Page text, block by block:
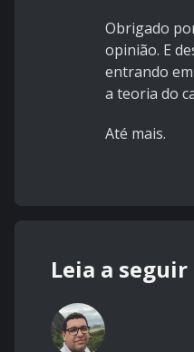
Obrigado
opinião. E
entrando
a teoria do
Até mais.
Leia a seguir